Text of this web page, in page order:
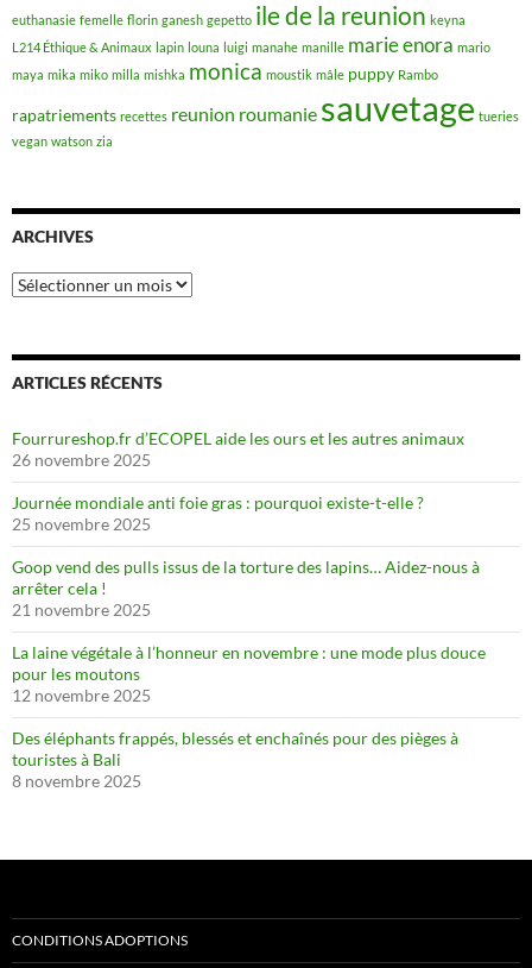
euthanasie femelle florin ganesh gepetto ile de la reunion keyna
L214 Éthique & Animaux lapin louna luigi manahe manille marie enora mario
maya mika miko milla mishka monica moustik mâle puppy Rambo
rapatriements recettes reunion roumanie sauvetage tueries
vegan watson zia
ARCHIVES
Archives
ARTICLES RÉCENTS
Fourrureshop.fr d’ECOPEL aide les ours et les autres animaux
26 novembre 2025
Journée mondiale anti foie gras : pourquoi existe-t-elle ?
25 novembre 2025
Goop vend des pulls issus de la torture des lapins… Aidez-nous à
arrêter cela !
21 novembre 2025
La laine végétale à l’honneur en novembre : une mode plus douce
pour les moutons
12 novembre 2025
Des éléphants frappés, blessés et enchaînés pour des pièges à
touristes à Bali
8 novembre 2025
CONDITIONS ADOPTIONS